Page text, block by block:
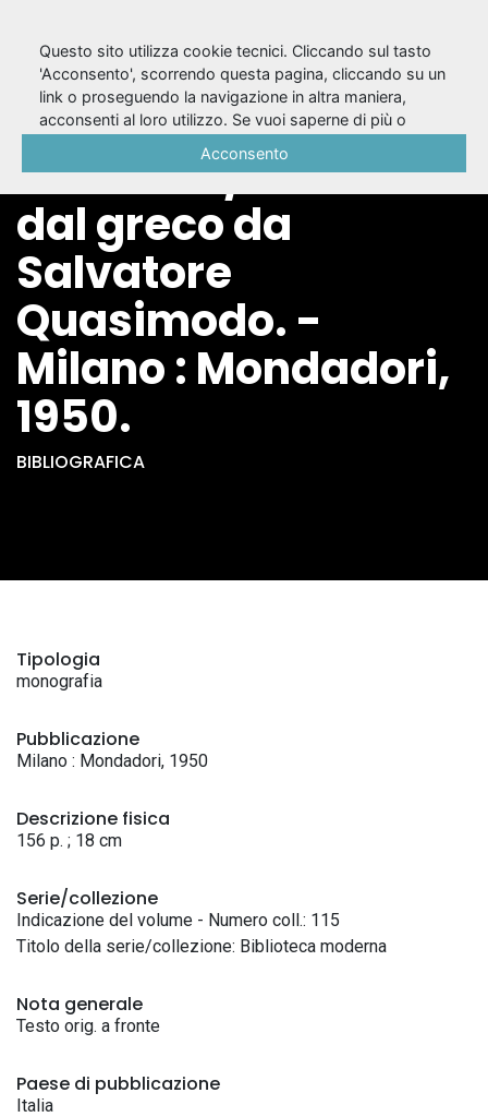
Il vangelo secondo
Giovanni / tradotto
dal greco da
Salvatore
Quasimodo. -
Milano : Mondadori,
1950.
BIBLIOGRAFICA
Tipologia
monografia
Pubblicazione
Milano : Mondadori, 1950
Descrizione fisica
156 p. ; 18 cm
Serie/collezione
Indicazione del volume - Numero coll.: 115
Titolo della serie/collezione: Biblioteca moderna
Nota generale
Testo orig. a fronte
Paese di pubblicazione
Italia
Questo sito utilizza cookie tecnici. Cliccando sul tasto
'Acconsento', scorrendo questa pagina, cliccando su un
link o proseguendo la navigazione in altra maniera,
acconsenti al loro utilizzo. Se vuoi saperne di più o
Acconsento